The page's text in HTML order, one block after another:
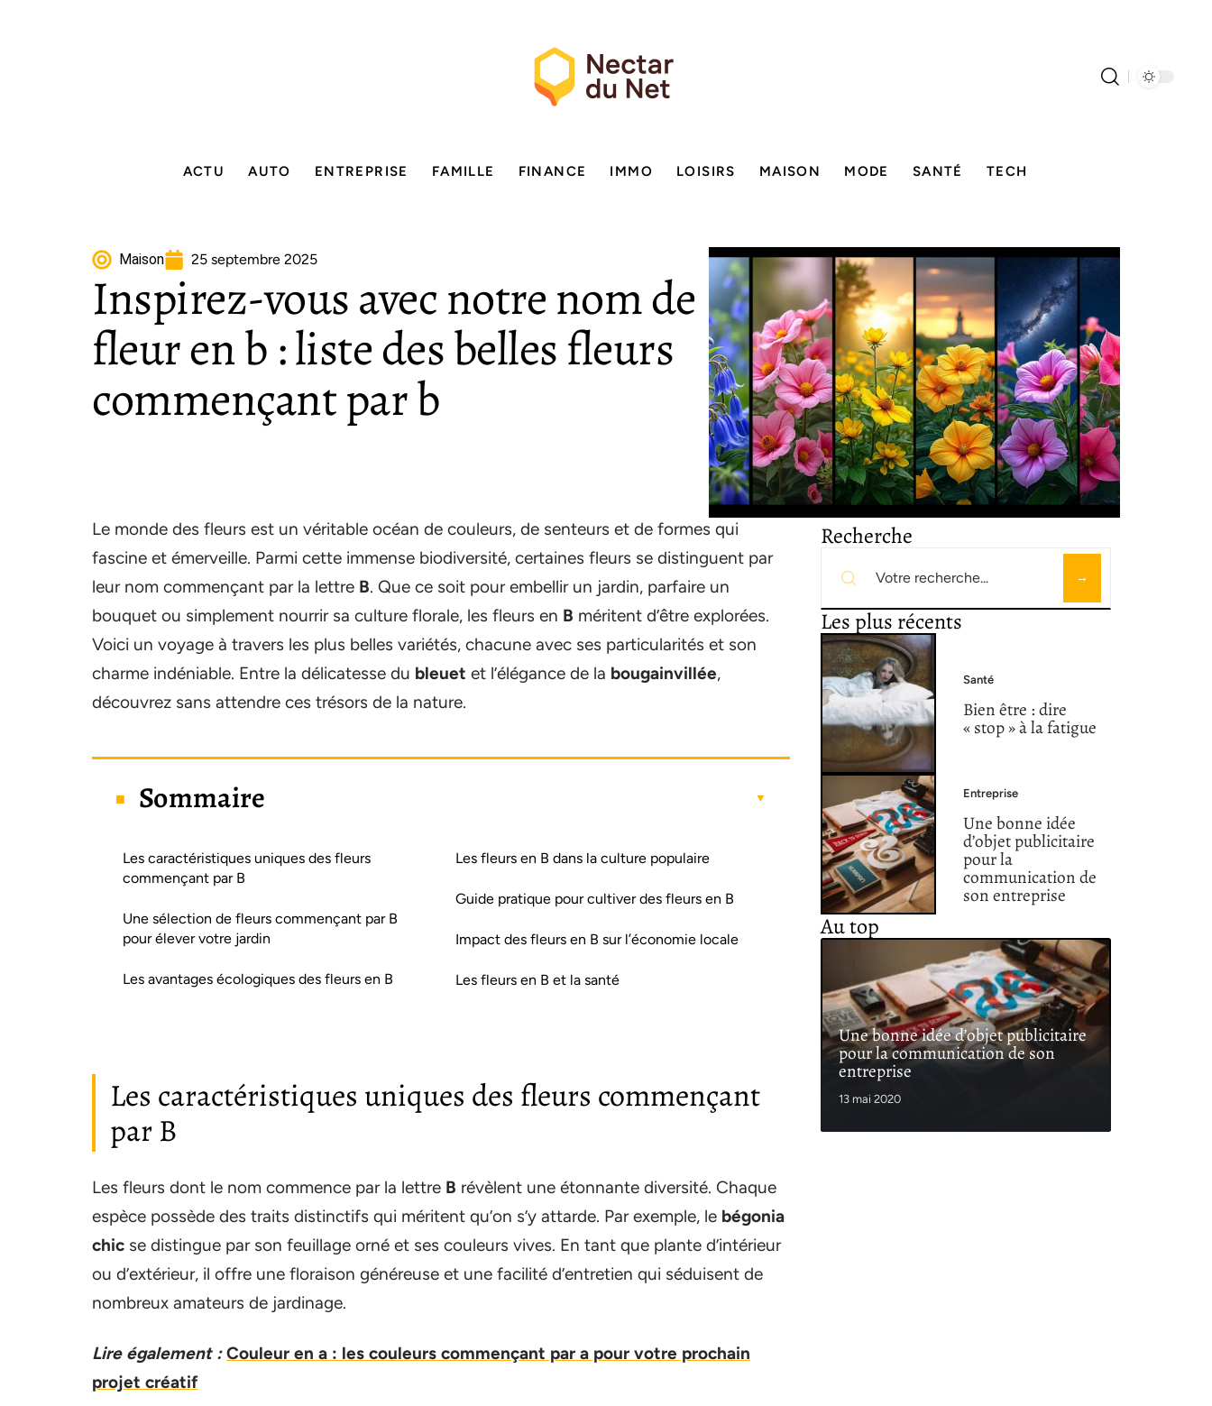
ACTU AUTO ENTREPRISE FAMILLE FINANCE IMMO LOISIRS MAISON MODE SANTÉ TECH
Maison 25 septembre 2025
Inspirez-vous avec notre nom de
fleur en b : liste des belles fleurs
commençant par b
Le monde des fleurs est un véritable océan de couleurs, de senteurs et de formes qui
fascine et émerveille. Parmi cette immense biodiversité, certaines fleurs se distinguent par
leur nom commençant par la lettre B. Que ce soit pour embellir un jardin, parfaire un
bouquet ou simplement nourrir sa culture florale, les fleurs en B méritent d’être explorées.
Voici un voyage à travers les plus belles variétés, chacune avec ses particularités et son
charme indéniable. Entre la délicatesse du bleuet et l’élégance de la bougainvillée,
découvrez sans attendre ces trésors de la nature.
Sommaire
Les caractéristiques uniques des fleurs
commençant par B
Une sélection de fleurs commençant par B
pour élever votre jardin
Les avantages écologiques des fleurs en B
Les fleurs en B dans la culture populaire
Guide pratique pour cultiver des fleurs en B
Impact des fleurs en B sur l’économie locale
Les fleurs en B et la santé
Les caractéristiques uniques des fleurs commençant
par B
Les fleurs dont le nom commence par la lettre B révèlent une étonnante diversité. Chaque
espèce possède des traits distinctifs qui méritent qu’on s’y attarde. Par exemple, le bégonia
chic se distingue par son feuillage orné et ses couleurs vives. En tant que plante d’intérieur
ou d’extérieur, il offre une floraison généreuse et une facilité d’entretien qui séduisent de
nombreux amateurs de jardinage.
Lire également : Couleur en a : les couleurs commençant par a pour votre prochain
projet créatif
Recherche
Les plus récents
Santé
Bien être : dire
« stop » à la fatigue
Entreprise
Une bonne idée
d’objet publicitaire
pour la
communication de
son entreprise
Au top
Une bonne idée d’objet publicitaire
pour la communication de son
entreprise
13 mai 2020